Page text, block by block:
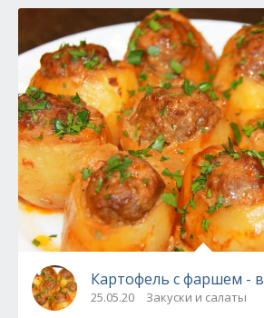
Картофель с фаршем -
25.05.20 Закуски и салаты